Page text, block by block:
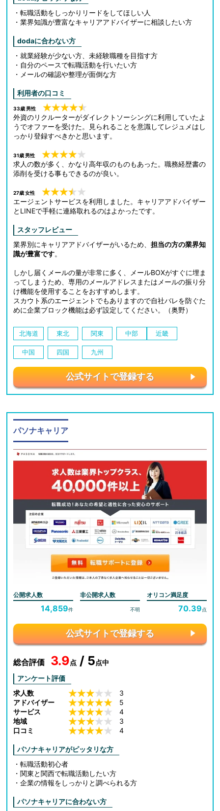
・転職活動をしっかりリードをしてほしい人
・業界知識が豊富なキャリアアドバイザーに相談したい方
dodaに合わない方
・就業経験が少ない方、未経験職種を目指す方
・自分のペースで転職活動を行いたい方
・メールの確認や整理が面倒な方
利用者の口コミ
33歳 男性
外資のリクルーターがダイレクトソーシングに利用していたよ
うでオファーを受けた。見られることを意識してレジュメはし
っかり登録すべきかと思います。
31歳 男性
求人の数が多く、かなり高年収のものもあった。職務経歴書の
添削を受ける事もできるのが良い。
27歳 女性
エージェントサービスを利用しました。キャリアアドバイザー
とLINEで手軽に連絡取れるのはよかったです。
スタッフレビュー
業界別にキャリアアドバイザーがいるため、担当の方の業界知
識が豊富です。
しかし届くメールの量が非常に多く、メールBOXがすぐに埋ま
ってしまうため、専用のメールアドレスまたはメールの振り分
け機能を使用することをおすすめします。
スカウト系のエージェントでもありますので自社バレを防ぐた
めに企業ブロック機能は必ず設定してください。（奥野）
北海道 東北 関東 中部 近畿
中国 四国 九州
公式サイトで登録する
パソナキャリア
公開求人数
14,859件
非公開求人数
不明
オリコン満足度
70.39点
公式サイトで登録する
総合評価 3.9点 / 5点中
アンケート評価
求人数
3
アドバイザー
5
サービス
4
地域
3
口コミ
4
パソナキャリアがピッタリな方
・転職活動初心者
・関東と関西で転職活動したい方
・企業の情報をしっかりと調べられる方
パソナキャリアに合わない方